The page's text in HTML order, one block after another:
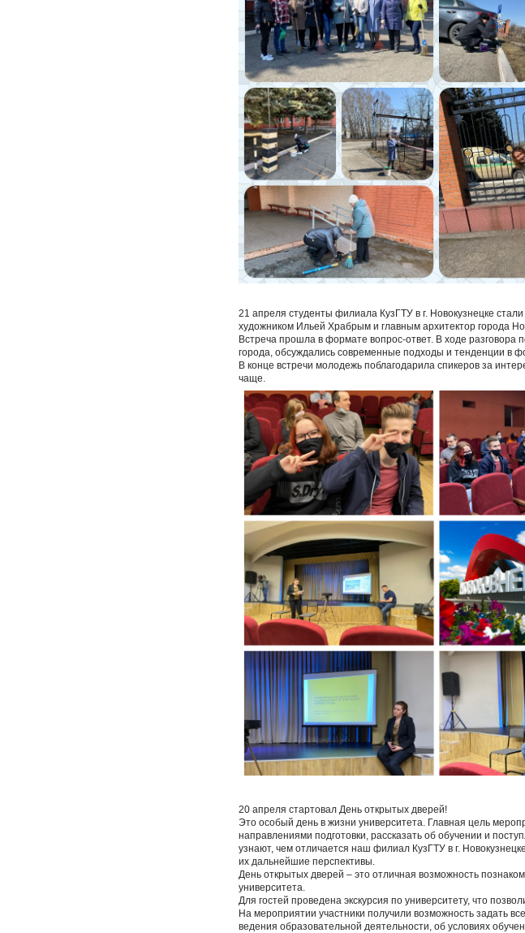
21 апреля студенты филиала КузГТУ в г. Новокузнецке
художником Ильей Храбрым и главным архитектор города
Встреча прошла в формате вопрос-ответ. В ходе разговора
города, обсуждались современные подходы и тенденции в
В конце встречи молодежь поблагодарила спикеров за
чаще.
20 апреля стартовал День открытых дверей!
Это особый день в жизни университета. Главная цель
направлениями подготовки, рассказать об обучении и
узнают, чем отличается наш филиал КузГТУ в г.
их дальнейшие перспективы.
День открытых дверей – это отличная возможность
университета.
Для гостей проведена экскурсия по университету, что
На мероприятии участники получили возможность задать
ведения образовательной деятельности, об условиях